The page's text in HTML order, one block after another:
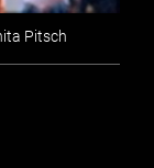
Pitsch